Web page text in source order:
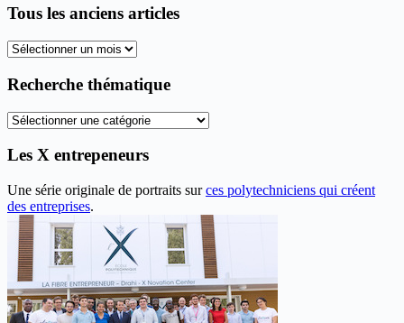
Tous les anciens articles
Tous
anciens
Recherche thématique
Recherche
Les X entrepeneurs
Une série originale de portraits surces polytechniciens qui créent
des entreprises.